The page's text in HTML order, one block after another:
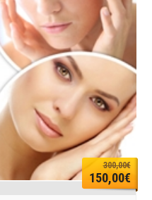
300,00€
150,00€